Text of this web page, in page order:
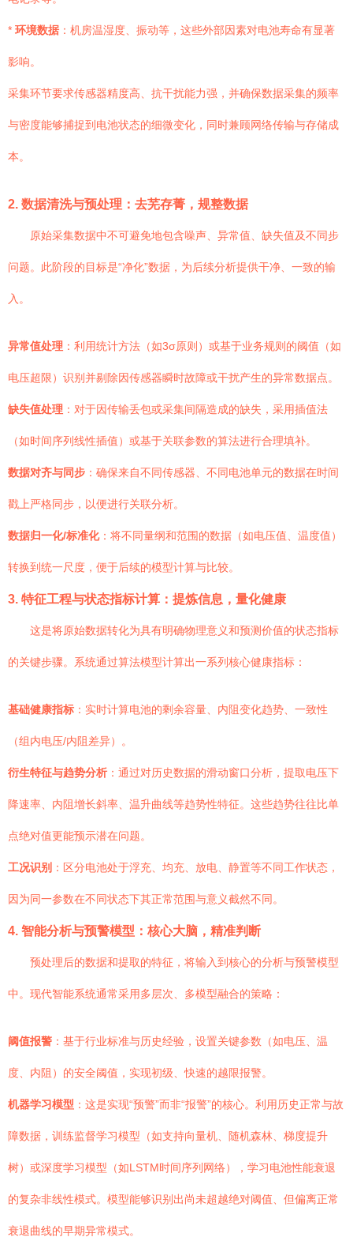
* 环境数据 ：机房温湿度、振动等，这些外部因素对电池寿命有显著
影响。
采集环节要求传感器精度高、抗干扰能力强，并确保数据采集的频率
与密度能够捕捉到电池状态的细微变化，同时兼顾网络传输与存储成
本。
2. 数据清洗与预处理：去芜存菁，规整数据
原始采集数据中不可避免地包含噪声、异常值、缺失值及不同步
问题。此阶段的目标是“净化”数据，为后续分析提供干净、一致的输
入。
异常值处理 ：利用统计方法（如3σ原则）或基于业务规则的阈值（如
电压超限）识别并剔除因传感器瞬时故障或干扰产生的异常数据点。
缺失值处理 ：对于因传输丢包或采集间隔造成的缺失，采用插值法
（如时间序列线性插值）或基于关联参数的算法进行合理填补。
数据对齐与同步 ：确保来自不同传感器、不同电池单元的数据在时间
戳上严格同步，以便进行关联分析。
数据归一化/标准化：将不同量纲和范围的数据（如电压值、温度值）
转换到统一尺度，便于后续的模型计算与比较。
3. 特征工程与状态指标计算：提炼信息，量化健康
这是将原始数据转化为具有明确物理意义和预测价值的状态指标
的关键步骤。系统通过算法模型计算出一系列核心健康指标：
基础健康指标 ：实时计算电池的剩余容量、内阻变化趋势、一致性
（组内电压/内阻差异）。
衍生特征与趋势分析 ：通过对历史数据的滑动窗口分析，提取电压下
降速率、内阻增长斜率、温升曲线等趋势性特征。这些趋势往往比单
点绝对值更能预示潜在问题。
工况识别 ：区分电池处于浮充、均充、放电、静置等不同工作状态，
因为同一参数在不同状态下其正常范围与意义截然不同。
4. 智能分析与预警模型：核心大脑，精准判断
预处理后的数据和提取的特征，将输入到核心的分析与预警模型
中。现代智能系统通常采用多层次、多模型融合的策略：
阈值报警 ：基于行业标准与历史经验，设置关键参数（如电压、温
度、内阻）的安全阈值，实现初级、快速的越限报警。
机器学习模型 ：这是实现“预警”而非“报警”的核心。利用历史正常与故
障数据，训练监督学习模型（如支持向量机、随机森林、梯度提升
树）或深度学习模型（如LSTM时间序列网络），学习电池性能衰退
的复杂非线性模式。模型能够识别出尚未超越绝对阈值、但偏离正常
衰退曲线的早期异常模式。